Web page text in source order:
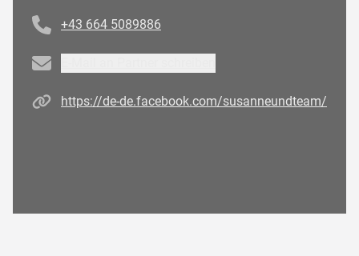
+43 664 5089886
Email
Homepagehttps://de-de.facebook.com/susanneundteam/